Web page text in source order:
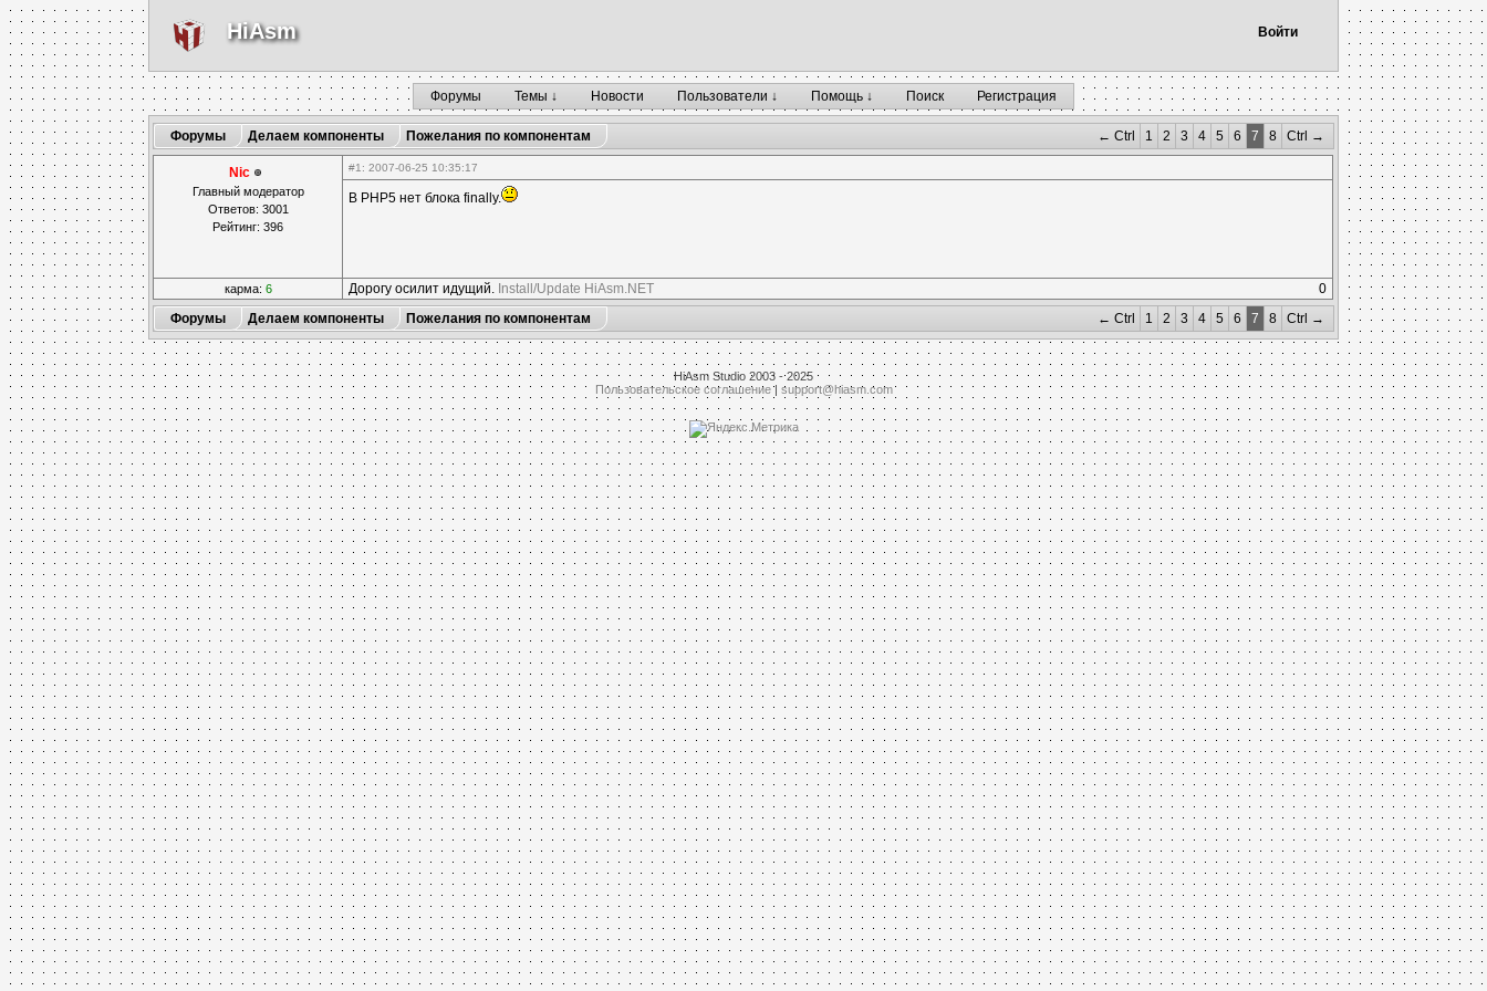
HiAsm Войти
Форумы Темы ↓ Новости Пользователи ↓ Помощь ↓ Поиск Регистрация
Форумы Делаем компоненты Пожелания по компонентам ← Ctrl 1 2 3 4 5 6 7 8 Ctrl →
Nic
Главный модератор
Ответов: 3001
Рейтинг: 396
#1 : 2007-06-25 10:35:17
В PHP5 нет блока finally.
карма: 6 Дорогу осилит идущий. Install/Update HiAsm.NET
0
Форумы
Делаем компоненты Пожелания по компонентам ← Ctrl 1 2 3 4 5 6 7 8 Ctrl →
HiAsm Studio 2003 - 2025
Пользовательское соглашение| support@hiasm.com